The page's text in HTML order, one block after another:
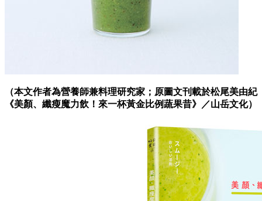
（本文作者為營養師兼料理研究家；原圖文刊載於松尾美由紀
《美顏、纖瘦魔力飲！來一杯黃金比例蔬果昔》／山岳文化）